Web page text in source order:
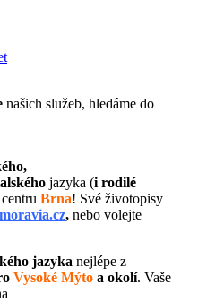
našich služeb, hledáme do
jazyka (i rodilé
Brna! Své životopisy
, nebo volejte
jazyka nejlépe z
Vysoké Mýto a okolí. Vaše